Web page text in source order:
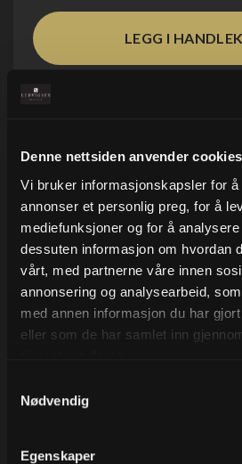
Denne nettsiden anvender cookies
Vi bruker informasjonskapsler for å
annonser et personlig preg, for å
mediefunksjoner og for å
dessuten informasjon om hvordan
vårt, med partnerne våre innen
annonsering og analysearbeid,
med annen informasjon du har
eller som de har samlet inn
Nødvendig
Egenskaper
På lager
Beskrivelse
Passer til f.eks disse posestørrelser:
24x10x21 cm
30x10x25 cm